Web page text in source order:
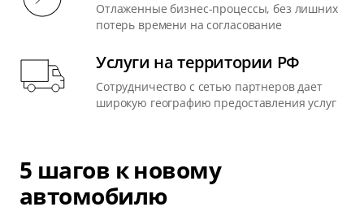
Отлаженные бизнес-процессы, без лишних
потерь времени на согласование
Услуги на территории РФ
Сотрудничество с сетью партнеров дает
широкую географию предоставления услуг
5 шагов к новому
автомобилю